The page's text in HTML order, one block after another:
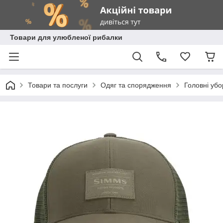
Товари для улюбленої рибалки
Товари та послуги Одяг та спорядження Головні